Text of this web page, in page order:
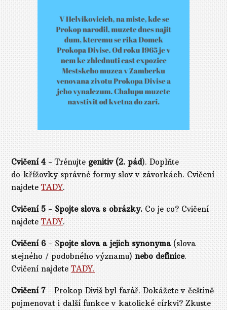
Cvičení 4- Trénujtegenitiv (2. pád). Doplňte
do křížovky správné formy slov v závorkách. Cvičení
najdeteTADY.
Cvičení 5-Spojte slova s obrázky.Co je co? Cvičení
najdeteTADY.
Cvičení 6- Spojte slova a jejich synonyma(slova
stejného / podobného významu) nebo definice.
Cvičení najdeteTADY.
Cvičení 7- Prokop Diviš byl farář. Dokážete v češtině
pojmenovat i další funkce v katolické církvi? Zkuste